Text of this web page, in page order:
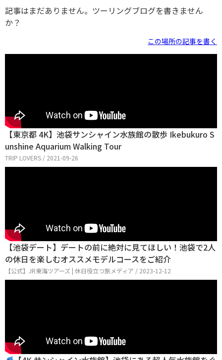
記事はまだありません。ツーリングブログを書きません
か？
この場所の記事を書く
【東京都 4K】池袋サンシャイン水族館の散歩 Ikebukuro S
unshine Aquarium Walking Tour
TRIP LOVERS / 2021-09-26
【池袋デート】デートの前に絶対に見てほしい！池袋で2人
の休日を楽しむオススメモデルコースをご紹介
【公式】JR東海ツアーズ | 休日役立つ旅メディア / 2023-12-12